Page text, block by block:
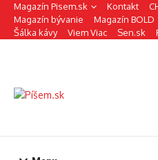
Preskočiť na obsah
Magazín Pisem.sk Kontakt
Magazín bývanie
Magazín BOLD
Šálka kávy
Viem Viac Sen.sk